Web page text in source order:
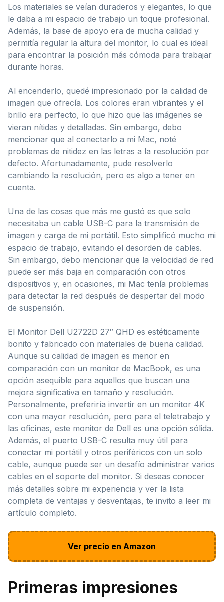
Los materiales se veían duraderos y elegantes, lo que
le daba a mi espacio de trabajo un toque profesional.
Además, la base de apoyo era de mucha calidad y
permitía regular la altura del monitor, lo cual es ideal
para encontrar la posición más cómoda para trabajar
durante horas.
Al encenderlo, quedé impresionado por la calidad de
imagen que ofrecía. Los colores eran vibrantes y el
brillo era perfecto, lo que hizo que las imágenes se
vieran nítidas y detalladas. Sin embargo, debo
mencionar que al conectarlo a mi Mac, noté
problemas de nitidez en las letras a la resolución por
defecto. Afortunadamente, pude resolverlo
cambiando la resolución, pero es algo a tener en
cuenta.
Una de las cosas que más me gustó es que solo
necesitaba un cable USB-C para la transmisión de
imagen y carga de mi portátil. Esto simplificó mucho mi
espacio de trabajo, evitando el desorden de cables.
Sin embargo, debo mencionar que la velocidad de red
puede ser más baja en comparación con otros
dispositivos y, en ocasiones, mi Mac tenía problemas
para detectar la red después de despertar del modo
de suspensión.
El Monitor Dell U2722D 27″ QHD es estéticamente
bonito y fabricado con materiales de buena calidad.
Aunque su calidad de imagen es menor en
comparación con un monitor de MacBook, es una
opción asequible para aquellos que buscan una
mejora significativa en tamaño y resolución.
Personalmente, preferiría invertir en un monitor 4K
con una mayor resolución, pero para el teletrabajo y
las oficinas, este monitor de Dell es una opción sólida.
Además, el puerto USB-C resulta muy útil para
conectar mi portátil y otros periféricos con un solo
cable, aunque puede ser un desafío administrar varios
cables en el soporte del monitor. Si deseas conocer
más detalles sobre mi experiencia y ver la lista
completa de ventajas y desventajas, te invito a leer mi
artículo completo.
Ver precio en Amazon
Primeras impresiones